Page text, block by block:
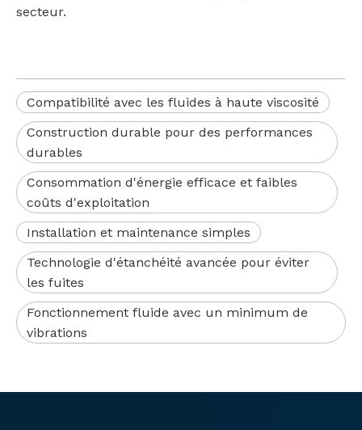
secteur.
Compatibilité avec les fluides à haute viscosité
Construction durable pour des performances
durables
Consommation d'énergie efficace et faibles
coûts d'exploitation
Installation et maintenance simples
Technologie d'étanchéité avancée pour éviter
les fuites
Fonctionnement fluide avec un minimum de
vibrations